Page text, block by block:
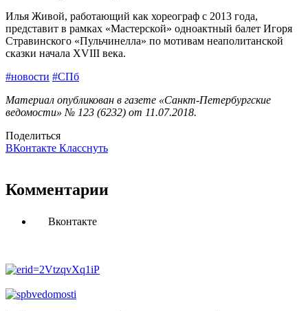
Илья Живой, работающий как хореограф с 2013 года,
представит в рамках «Мастерской» одноактный балет Игоря
Стравинского «Пульчинелла» по мотивам неаполитанской
сказки начала XVIII века.
#новости #СПб
Материал опубликован в газете «Санкт-Петербургские
ведомости» № 123 (6232) от 11.07.2018.
Поделиться
ВКонтакте Класснуть
Комментарии
Вконтакте